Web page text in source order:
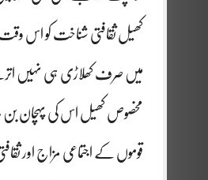
کھیل ثقافتی شناخت کو اس وقت
میں صرف کھلاڑی ہی نہیں
مخصوص کھیل اس کی پہچان بن
قوموں کے اجتماعی مزاج اور